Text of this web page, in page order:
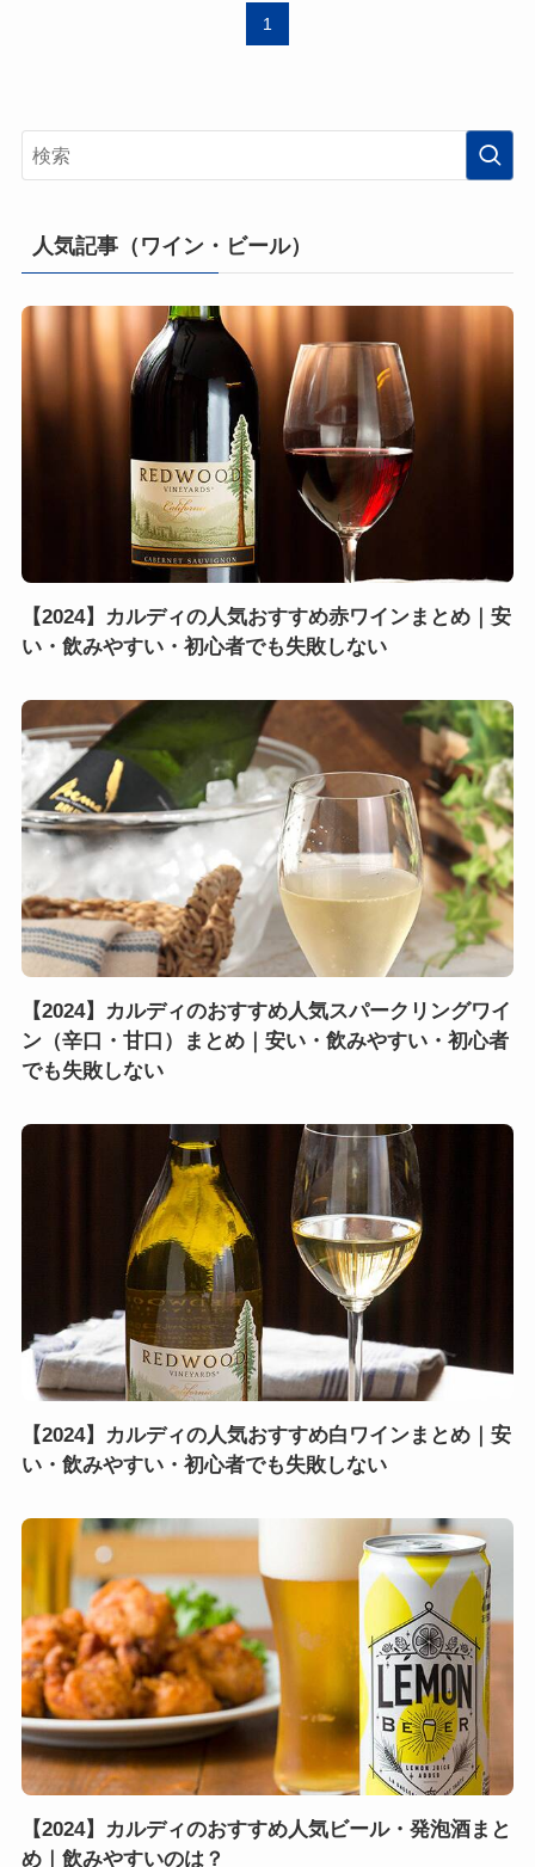
1
人気記事（ワイン・ビール）
【2024】カルディの人気おすすめ赤ワインまとめ｜安
い・飲みやすい・初心者でも失敗しない
【2024】カルディのおすすめ人気スパークリングワイ
ン（辛口・甘口）まとめ｜安い・飲みやすい・初心者
でも失敗しない
【2024】カルディの人気おすすめ白ワインまとめ｜安
い・飲みやすい・初心者でも失敗しない
【2024】カルディのおすすめ人気ビール・発泡酒まと
め｜飲みやすいのは？